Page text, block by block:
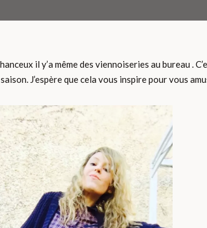
il y’a même des viennoiseries au bureau .
J’espère que cela vous inspire pour vous